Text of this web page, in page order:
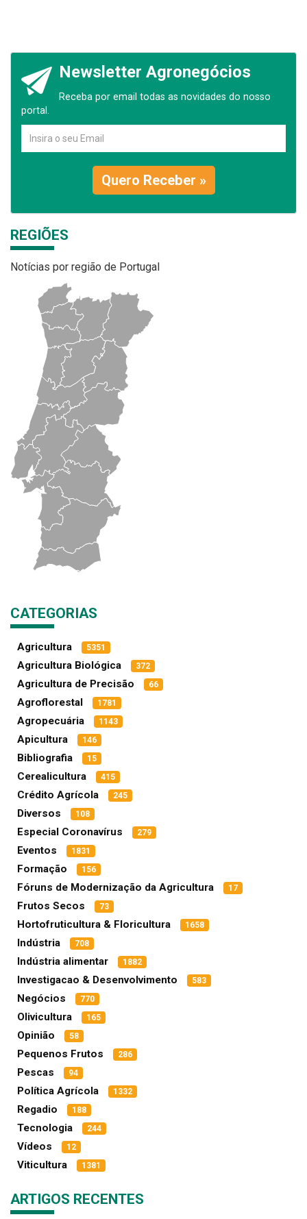
Newsletter Agronegócios
Receba por email todas as novidades do nosso
portal.
Quero Receber »
REGIÕES
Notícias por região de Portugal
CATEGORIAS
Agricultura 5351
Agricultura Biológica 372
Agricultura de Precisão 66
Agroflorestal 1781
Agropecuária 1143
Apicultura 146
Bibliografia 15
Cerealicultura 415
Crédito Agrícola 245
Diversos 108
Especial Coronavírus 279
Eventos 1831
Formação 156
Fóruns de Modernização da Agricultura 17
Frutos Secos 73
Hortofruticultura & Floricultura 1658
Indústria 708
Indústria alimentar 1882
Investigacao & Desenvolvimento 583
Negócios 770
Olivicultura 165
Opinião 58
Pequenos Frutos 286
Pescas 94
Política Agrícola 1332
Regadio 188
Tecnologia 244
Vídeos 12
Viticultura 1381
ARTIGOS RECENTES